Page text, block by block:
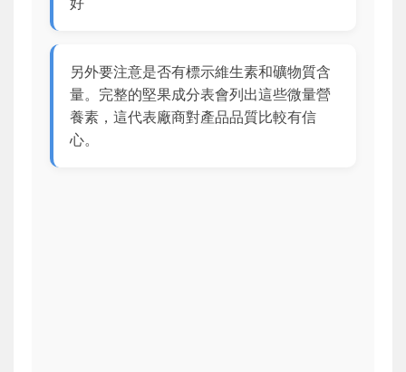
另外要注意是否有標示維生素和礦物質含
量。完整的堅果成分表會列出這些微量營
養素，這代表廠商對產品品質比較有信
心。